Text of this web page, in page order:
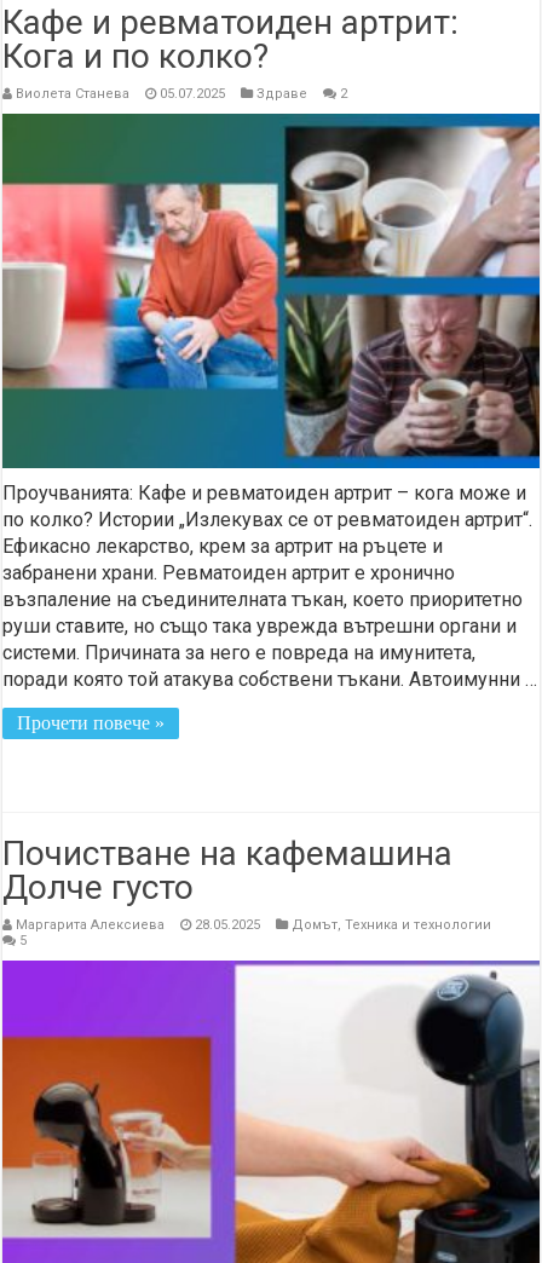
Кафе и ревматоиден артрит:
Кога и по колко?
Виолета Станева 05.07.2025 Здраве 2
Проучванията: Кафе и ревматоиден артрит – кога може и
по колко? Истории „Излекувах се от ревматоиден артрит“.
Ефикасно лекарство, крем за артрит на ръцете и
забранени храни. Ревматоидeн артрит e хронично
възпаление на съединителната тъкан, което приоритетно
руши ставите, но също така уврежда вътрешни органи и
системи. Причината за него е повреда на имунитета,
поради която той атакува собствени тъкани. Автоимунни …
Прочети повече »
Почистване на кафемашина
Долче густо
Маргарита Алексиева 28.05.2025 Домът,Техника и технологии
5